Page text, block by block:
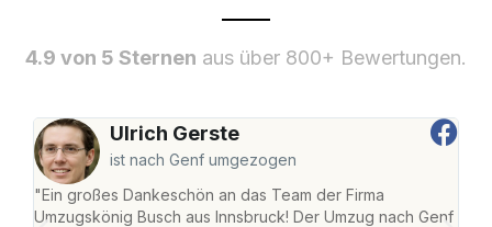
4.9 von 5 Sternen aus über 800+ Bewertungen.
Ulrich Gerste
ist nach Genf umgezogen
"Ein großes Dankeschön an das Team der Firma
Umzugskönig Busch aus Innsbruck! Der Umzug nach Genf